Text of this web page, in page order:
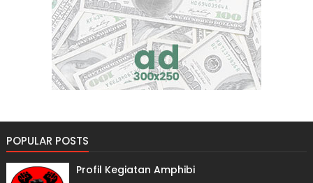
POPULAR POSTS
Profil Kegiatan Amphibi